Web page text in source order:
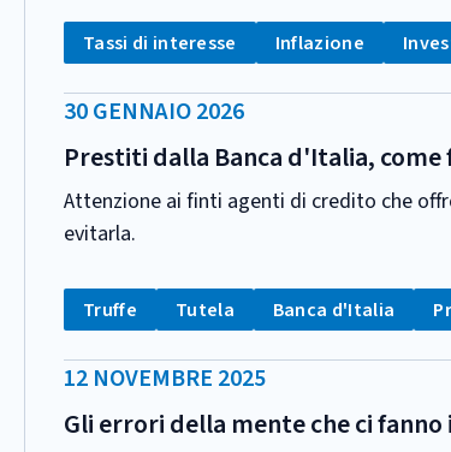
CATEGORIA:
Tag:
Tassi di interesse Tag:
Inflazione Tag:
DATA
PUBBLICAZIONE:
30 GENNAIO 2026
Prestiti dalla Banca d'Italia,
Attenzione ai finti agenti di credito che
evitarla.
CATEGORIA:
Tag:
Truffe Tag:
Tutela Tag:
Banca d'Italia
DATA
PUBBLICAZIONE:
12 NOVEMBRE 2025
Gli errori della mente che ci